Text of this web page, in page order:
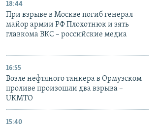
18:44
При взрыве в Москве погиб генерал-
майор армии РФ Плохотнюк и зять
главкома ВКС – российские медиа
16:55
Возле нефтяного танкера в Ормузском
проливе произошли два взрыва –
UKMTO
15:40